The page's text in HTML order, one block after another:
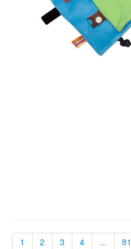
1 2 3 4 ... 81